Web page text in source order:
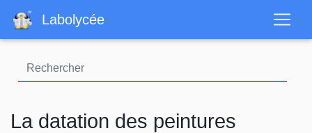
contenu
Labolycée
La datation des peintures